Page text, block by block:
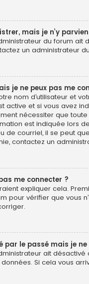
mais je n’y
du forum
un administrateur
je ne peux pas me
nom d’utilisateur et
active et si vous avez
nécessiter que
est indiquée lors
de courriel, il se peut
contactez un
me connecter ?
expliquer cela.
pour vérifier que vous
par le passé mais je
ait
Si cela vous